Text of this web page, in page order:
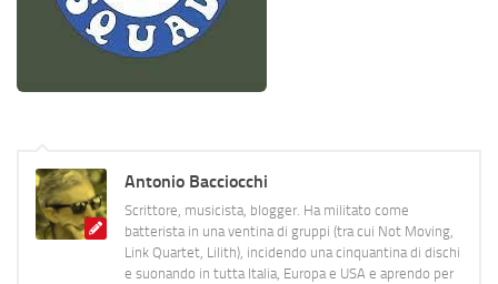
Antonio Bacciocchi
Scrittore, musicista, blogger. Ha militato come
batterista in una ventina di gruppi (tra cui Not Moving,
Link Quartet, Lilith), incidendo una cinquantina di dischi
e suonando in tutta Italia, Europa e USA e aprendo per